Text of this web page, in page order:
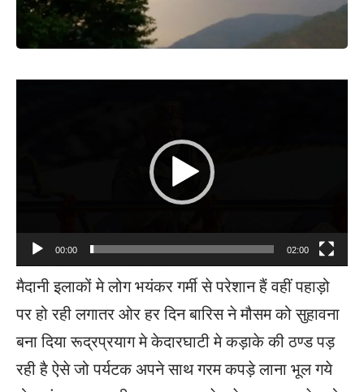
00:00 02:00
मैदानी इलाकों मे लोग भयंकर गर्मी से परेशान हैं वहीं पहाड़ो
पर हो रही लगातर ओर हर दिन बारिस ने मौसम को सुहावना
बना दिया रूद्रप्रयाग मे केदारघाटी मे कड़ाके की ठण्ड पड़
रही है ऐसे जो पर्यटक अपने साथ गरम कपड़े लाना भूल गये